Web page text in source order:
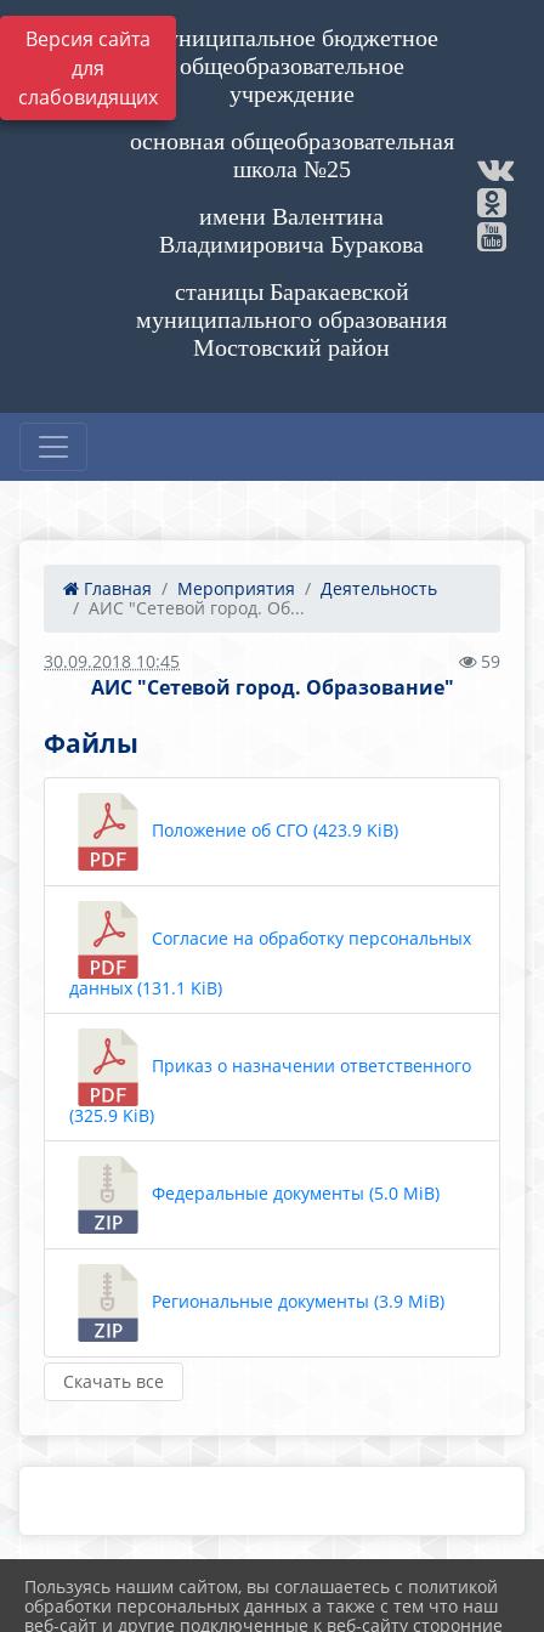
Версия сайта
для
слабовидящих
Муниципальное бюджетное
общеобразовательное
учреждение
основная общеобразовательная
школа №25
имени Валентина
Владимировича Буракова
станицы Баракаевской
муниципального образования
Мостовский район
Главная Мероприятия
Деятельность
АИС "Сетевой город. Об...
30.09.2018 10:45 59
АИС "Сетевой город. Образование"
Файлы
Положение об СГО (423.9 KiB)
Согласие на обработку персональных
данных (131.1 KiB)
Приказ о назначении ответственного
(325.9 KiB)
Федеральные документы (5.0 MiB)
Региональные документы (3.9 MiB)
Скачать все
2026 г. school25.mostobr.ru
Вход
Пользуясь нашим сайтом, вы соглашаетесь с политикой
обработки персональных данных а также с тем что наш
веб-сайт и другие подключенные к веб-сайту сторонние